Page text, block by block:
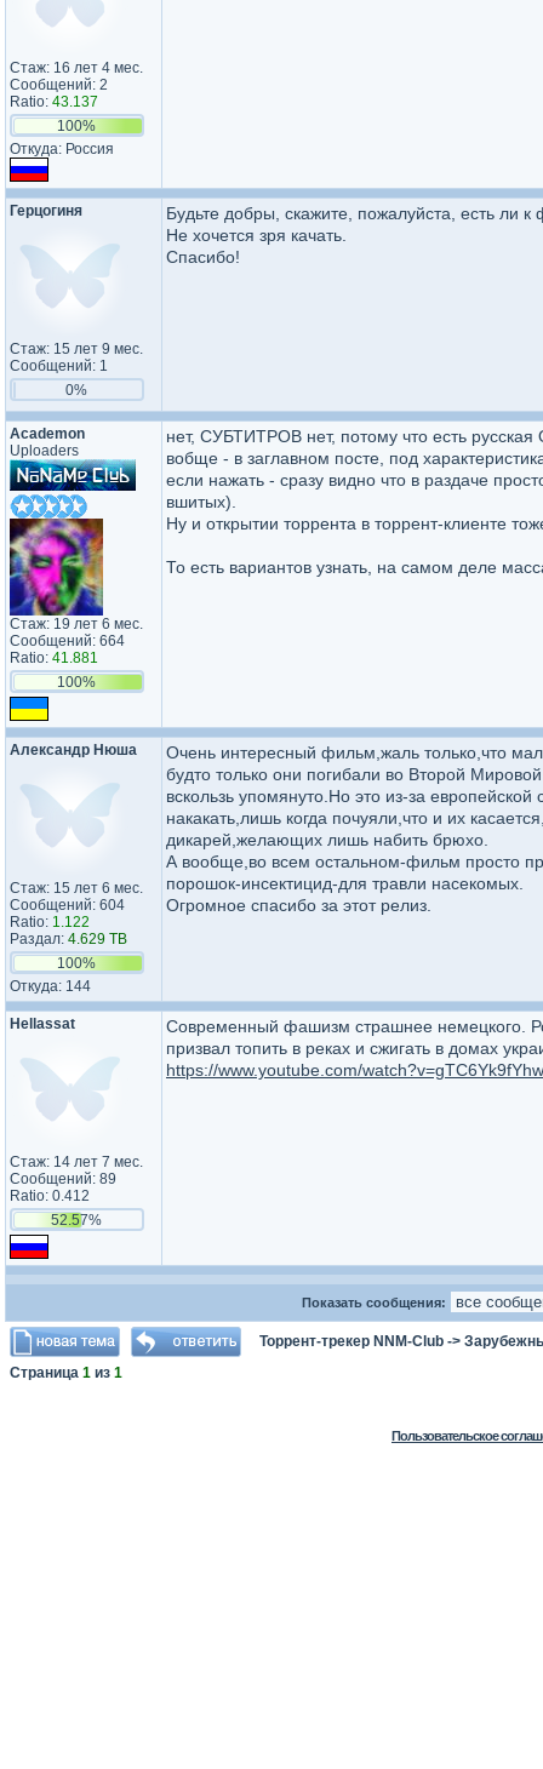
Стаж: 16 лет 4 мес.
Сообщений: 2
Ratio: 43.137
100%
Откуда: Россия
Герцогиня
Стаж: 15 лет 9 мес.
Сообщений: 1
0%
Будьте добры, скажите, пожалуйста, есть ли
Не хочется зря качать.
Спасибо!
Academon
Uploaders
Стаж: 19 лет 6 мес.
Сообщений: 664
Ratio: 41.881
100%
нет, СУБТИТРОВ нет, потому что есть
вобще - в заглавном посте, под
если нажать - сразу видно что в раздаче
вшитых).
Ну и открытии торрента в торрент-клиенте
То есть вариантов узнать, на самом деле
Александр Нюша
Стаж: 15 лет 6 мес.
Сообщений: 604
Ratio: 1.122
Раздал: 4.629 TB
100%
Откуда: 144
Очень интересный фильм,жаль только,что
будто только они погибали во Второй
вскользь упомянуто.Но это из-за
накакать,лишь когда почуяли,что и их
дикарей,желающих лишь набить брюхо.
А вообще,во всем остальном-фильм просто
порошок-инсектицид-для травли насекомых.
Огромное спасибо за этот релиз.
Hellassat
Стаж: 14 лет 7 мес.
Сообщений: 89
Ratio: 0.412
52.57%
Современный фашизм страшнее немецкого.
призвал топить в реках и сжигать в домах
https://www.youtube.com/watch?v=gTC6Yk9fYhw
Показать сообщения:
Торрент-трекер NNM-Club ->
Страница 1 из 1
Пользовательское